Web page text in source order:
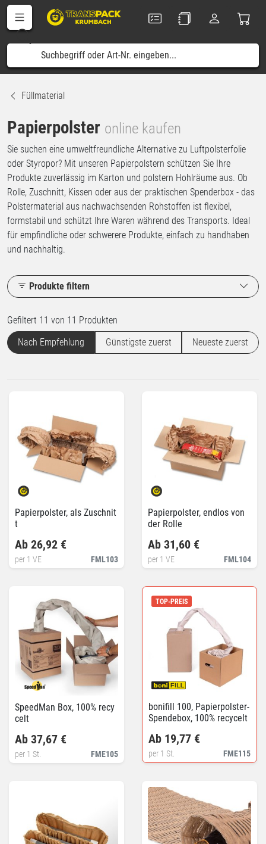
Füllmaterial
Papierpolster online kaufen
Sie suchen eine umweltfreundliche Alternative zu Luftpolsterfolie
oder Styropor? Mit unseren Papierpolstern schützen Sie Ihre
Produkte zuverlässig im Karton und polstern Hohlräume aus. Ob
Rolle, Zuschnitt, Kissen oder aus der praktischen Spenderbox - das
Polstermaterial aus nachwachsenden Rohstoffen ist flexibel,
formstabil und schützt Ihre Waren während des Transports. Ideal
für empfindliche oder schwerere Produkte, einfach zu handhaben
und nachhaltig.
Produkte filtern
Gefiltert 11 von 11 Produkten
Nach Empfehlung
Günstigste zuerst Neueste zuerst
Papierpolster, als Zuschnit
t
FML103
Ab 26,92 €
per 1 VE
Papierpolster, endlos von
der Rolle
FML104
Ab 31,60 €
per 1 VE
SpeedMan Box, 100% recy
celt
FME105
Ab 37,67 €
per 1 St.
TOP-PREIS
bonifill 100, Papierpolster-
Spendebox, 100% recycelt
FME115
Ab 19,77 €
per 1 St.